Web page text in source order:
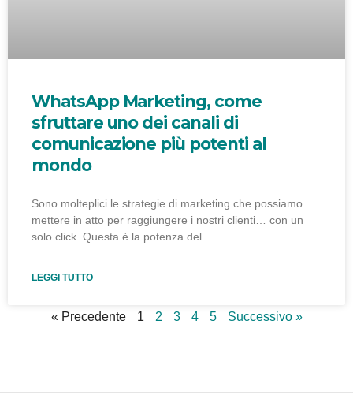
WhatsApp Marketing, come
sfruttare uno dei canali di
comunicazione più potenti al
mondo
Sono molteplici le strategie di marketing che possiamo
mettere in atto per raggiungere i nostri clienti… con un
solo click. Questa è la potenza del
LEGGI TUTTO
« Precedente 1 2 3 4 5 Successivo »